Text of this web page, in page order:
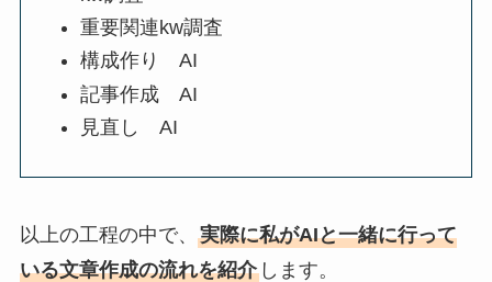
重要関連kw調査
構成作り AI
記事作成 AI
見直し AI
以上の工程の中で、 実際に私がAIと一緒に行って
いる文章作成の流れを紹介します。